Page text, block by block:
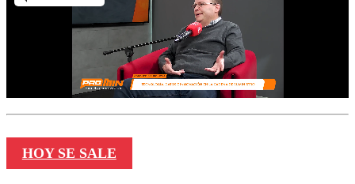
HOY SE SALE